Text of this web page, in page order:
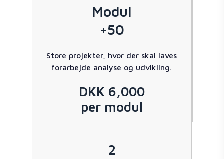
Modul
+50
Store projekter, hvor der skal laves
forarbejde analyse og udvikling.
DKK 6,000
per modul
2